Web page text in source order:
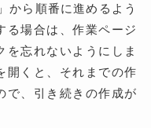
から順番に進めるよう
る場合は、作業ページ
を忘れないようにしま
開くと、それまでの作
で、引き続きの作成が